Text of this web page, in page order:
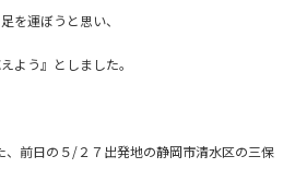
を運ぼうと思い、
よう』としました。
、前日の５/２７出発地の静岡市清水区の三保